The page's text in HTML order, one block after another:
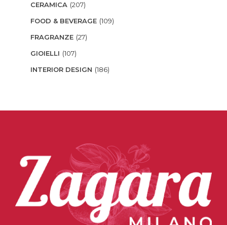
CERAMICA (207)
FOOD & BEVERAGE (109)
FRAGRANZE (27)
GIOIELLI (107)
INTERIOR DESIGN (186)